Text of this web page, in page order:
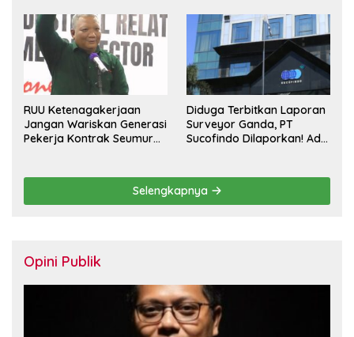
Pesangon
Berbasis KHL
RUU Ketenagakerjaan
Jangan Wariskan Generasi
Pekerja Kontrak Seumur
Diduga Terbitkan Laporan
Surveyor Ganda, PT
Sucofindo Dilaporkan! Ada
Selengkapnya
Opini Publik